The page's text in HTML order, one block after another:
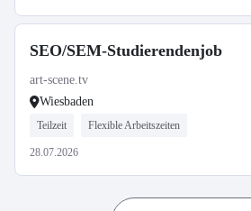
SEO/SEM-Studierendenjob
art-scene.tv
Wiesbaden
Teilzeit Flexible Arbeitszeiten
28.07.2026